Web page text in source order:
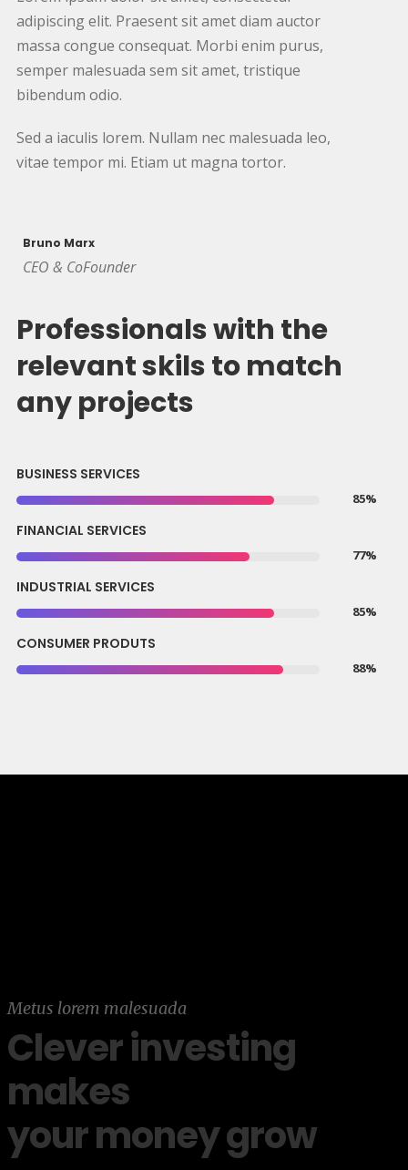
adipiscing elit. Praesent sit amet diam auctor
massa congue consequat. Morbi enim purus,
semper malesuada sem sit amet, tristique
bibendum odio.
Sed a iaculis lorem. Nullam nec malesuada leo,
vitae tempor mi. Etiam ut magna tortor.
Bruno Marx
CEO & CoFounder
Professionals with the
relevant skils to match
any projects
BUSINESS SERVICES
85%
FINANCIAL SERVICES
77%
INDUSTRIAL SERVICES
85%
CONSUMER PRODUTS
88%
Metus lorem malesuada
Clever investing
makes
your money grow